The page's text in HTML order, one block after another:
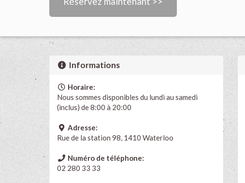
Informations
Horaire:
Nous sommes disponibles du lundi au samedi
(inclus) de 8:00 à 20:00
Adresse:
Rue de la station 98, 1410 Waterloo
Numéro de téléphone:
02 280 33 33